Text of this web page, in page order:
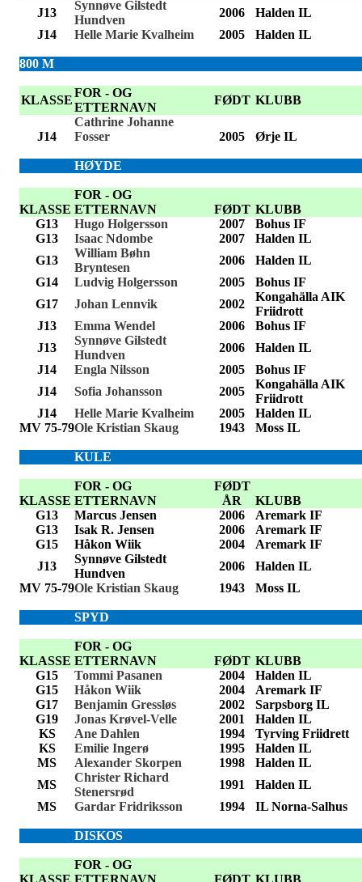
J13
Synnøve Gilstedt
Hundven
2006
Halden IL
J14
Helle Marie Kvalheim 2005 Halden IL
800 M
KLASSE
FOR - OG
ETTERNAVN
FØDT KLUBB
J14
Cathrine Johanne
Fosser
2005 Ørje IL
HØYDE
KLASSE
FOR - OG
ETTERNAVN
FØDT KLUBB
G13
Hugo Holgersson 2007
Bohus IF
G13
Isaac Ndombe 2007
Halden IL
G13
William Bøhn
Bryntesen
2006
Halden IL
G14
Ludvig Holgersson 2005
Bohus IF
G17
Johan Lennvik 2002
Kongahälla AIK
Friidrott
J13
Emma Wendel 2006
Bohus IF
J13
Synnøve Gilstedt
Hundven
2006
Halden IL
J14
Engla Nilsson 2005
Bohus IF
J14
Sofia Johansson 2005
Kongahälla AIK
Friidrott
J14
Helle Marie Kvalheim 2005
Halden IL
MV 75-79Ole Kristian Skaug 1943 Moss IL
KULE
KLASSE
FOR - OG
ETTERNAVN
FØDT
ÅR
KLUBB
G13
Marcus Jensen 2006
Aremark IF
G13
Isak R. Jensen 2006
Aremark IF
G15
Håkon Wiik 2004
Aremark IF
J13
Synnøve Gilstedt
Hundven
2006
Halden IL
MV 75-79Ole Kristian Skaug 1943 Moss IL
SPYD
KLASSE
FOR - OG
ETTERNAVN
FØDT KLUBB
G15
Tommi Pasanen 2004
Halden IL
G15
Håkon Wiik 2004
Aremark IF
G17
Benjamin Gressløs 2002
Sarpsborg IL
G19
Jonas Krøvel-Velle 2001
Halden IL
KS
Ane Dahlen 1994
Tyrving Friidrett
KS
Emilie Ingerø 1995
Halden IL
MS
Alexander Skorpen 1998
Halden IL
MS
Christer Richard
Stenersrød
1991
Halden IL
MS
Gardar Fridriksson 1994 IL Norna-Salhus
DISKOS
KLASSE
FOR - OG
ETTERNAVN
FØDT KLUBB